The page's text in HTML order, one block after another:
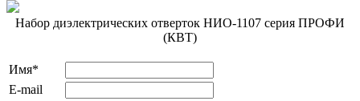
Набор диэлектрических отверток НИО-1107 серия ПРОФИ
(КВТ)
Имя*
E-mail